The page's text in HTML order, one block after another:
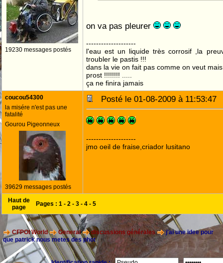
19230 messages postés
on va pas pleurer
--------------------
l'eau est un liquide très corrosif ,la
troubler le pastis !!!
dans la vie on fait pas comme on veut
prost !!!!!!!! .....
ça ne finira jamais
coucou54300
la misére n'est pas une
fatalité
Gourou Pigeonneux
39629 messages postés
Posté le 01-08-2009 à
--------------------
jmo oeil de fraise,criador lusitano
Haut de
page
Pages : 1 - 2 - 3 - 4 - 5
CFPOI World General discussions générales
j'ai une idee pour
que patrick nous metes des phot